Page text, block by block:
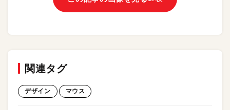
関連タグ
デザイン マウス